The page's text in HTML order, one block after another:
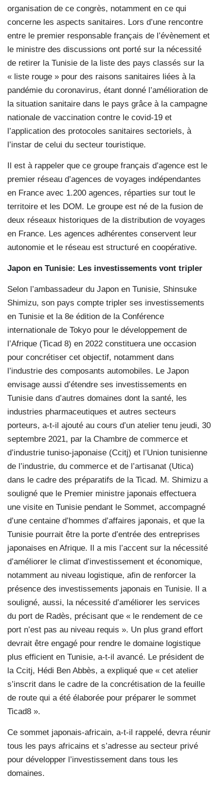
organisation de ce congrès, notamment en ce qui
concerne les aspects sanitaires. Lors d’une rencontre
entre le premier responsable français de l’évènement et
le ministre des discussions ont porté sur la nécessité
de retirer la Tunisie de la liste des pays classés sur la
« liste rouge » pour des raisons sanitaires liées à la
pandémie du coronavirus, étant donné l’amélioration de
la situation sanitaire dans le pays grâce à la campagne
nationale de vaccination contre le covid-19 et
l’application des protocoles sanitaires sectoriels, à
l’instar de celui du secteur touristique.
Il est à rappeler que ce groupe français d’agence est le
premier réseau d’agences de voyages indépendantes
en France avec 1.200 agences, réparties sur tout le
territoire et les DOM. Le groupe est né de la fusion de
deux réseaux historiques de la distribution de voyages
en France. Les agences adhérentes conservent leur
autonomie et le réseau est structuré en coopérative.
Japon en Tunisie: Les investissements vont tripler
Selon l’ambassadeur du Japon en Tunisie, Shinsuke
Shimizu, son pays compte tripler ses investissements
en Tunisie et la 8e édition de la Conférence
internationale de Tokyo pour le développement de
l’Afrique (Ticad 8) en 2022 constituera une occasion
pour concrétiser cet objectif, notamment dans
l’industrie des composants automobiles. Le Japon
envisage aussi d’étendre ses investissements en
Tunisie dans d’autres domaines dont la santé, les
industries pharmaceutiques et autres secteurs
porteurs, a-t-il ajouté au cours d’un atelier tenu jeudi, 30
septembre 2021, par la Chambre de commerce et
d’industrie tuniso-japonaise (Ccitj) et l’Union tunisienne
de l’industrie, du commerce et de l’artisanat (Utica)
dans le cadre des préparatifs de la Ticad. M. Shimizu a
souligné que le Premier ministre japonais effectuera
une visite en Tunisie pendant le Sommet, accompagné
d’une centaine d’hommes d’affaires japonais, et que la
Tunisie pourrait être la porte d’entrée des entreprises
japonaises en Afrique. Il a mis l’accent sur la nécessité
d’améliorer le climat d’investissement et économique,
notamment au niveau logistique, afin de renforcer la
présence des investissements japonais en Tunisie. Il a
souligné, aussi, la nécessité d’améliorer les services
du port de Radès, précisant que « le rendement de ce
port n’est pas au niveau requis ». Un plus grand effort
devrait être engagé pour rendre le domaine logistique
plus efficient en Tunisie, a-t-il avancé. Le président de
la Ccitj, Hédi Ben Abbès, a expliqué que « cet atelier
s’inscrit dans le cadre de la concrétisation de la feuille
de route qui a été élaborée pour préparer le sommet
Ticad8 ».
Ce sommet japonais-africain, a-t-il rappelé, devra réunir
tous les pays africains et s’adresse au secteur privé
pour développer l’investissement dans tous les
domaines.